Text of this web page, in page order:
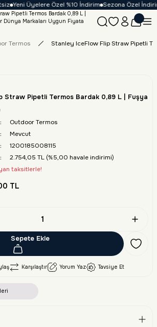
Yeni Üyelere Özel %10 İndirim Sezona Özel
Termos Stanley IceFlow Flip Straw Pipetli
Straw Pipetli Termos Bardak 0,89 L | Fuşya
Outdoor Termos
Mevcut
1200185008115
2.754,05 TL (%5,00 havale indirimi)
taksitlerle!
TL
Sepete Ekle
Karşılaştır Yorum Yaz Tavsiye Et